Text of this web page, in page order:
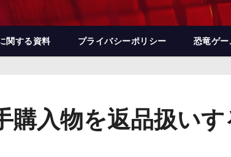
関する資料 プライバシーポリシー 恐竜ゲー
購入物を返品扱い